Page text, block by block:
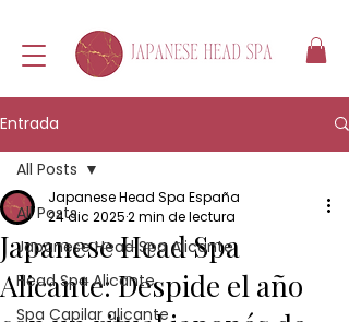
Entrada
All Posts
Japanese Head Spa Alicante
Head Spa Alicante
Spa Capilar alicante
All Posts
Japanese Head Spa
Alicante: Despide el año
Japanese Head Spa España
24 dic 20252 min de lectura